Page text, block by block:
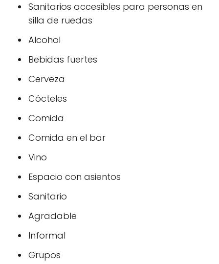
Sanitarios accesibles para personas en
silla de ruedas
Alcohol
Bebidas fuertes
Cerveza
Cócteles
Comida
Comida en el bar
Vino
Espacio con asientos
Sanitario
Agradable
Informal
Grupos